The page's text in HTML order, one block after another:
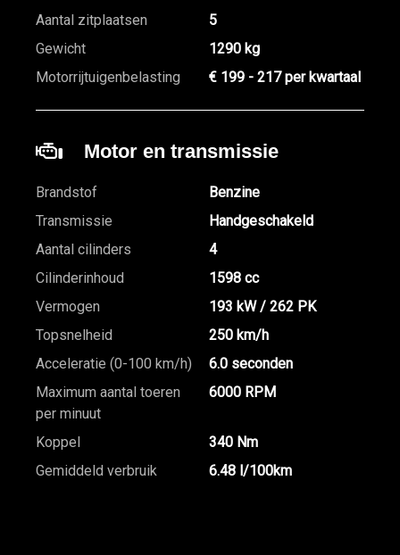
Aantal zitplaatsen
5
Gewicht
1290 kg
Motorrijtuigenbelasting
€ 199 - 217 per kwartaal
Motor en transmissie
Brandstof
Benzine
Transmissie
Handgeschakeld
Aantal cilinders
4
Cilinderinhoud
1598 cc
Vermogen
193 kW / 262 PK
Topsnelheid
250 km/h
Acceleratie (0-100 km/h)
6.0 seconden
Maximum aantal toeren
per minuut
6000 RPM
Koppel
340 Nm
Gemiddeld verbruik
6.48 l/100km